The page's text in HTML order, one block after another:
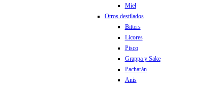
Miel
Otros destilados
Bitters
Licores
Pisco
Grappa y Sake
Pacharán
Anis